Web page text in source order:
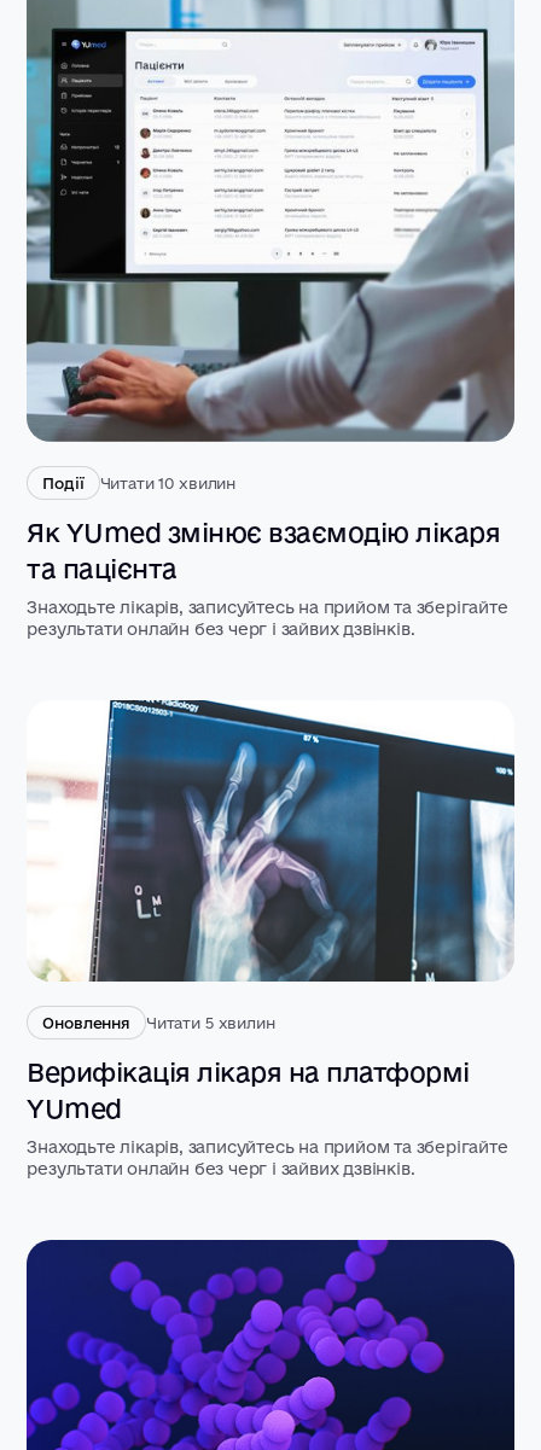
Події Читати 10 хвилин
Як YUmed змінює взаємодію лікаря
та пацієнта
Знаходьте лікарів, записуйтесь на прийом та зберігайте
результати онлайн без черг і зайвих дзвінків.
Оновлення Читати 5 хвилин
Верифікація лікаря на платформі
YUmed
Знаходьте лікарів, записуйтесь на прийом та зберігайте
результати онлайн без черг і зайвих дзвінків.